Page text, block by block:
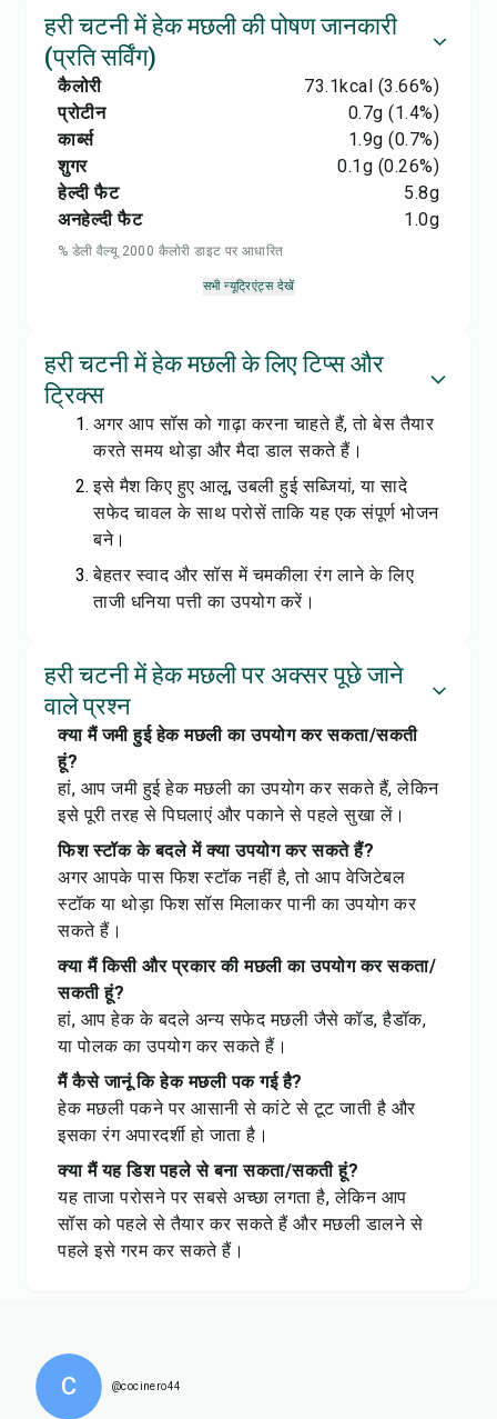
हरी चटनी में हेक मछली की पोषण जानकारी
(प्रति सर्विंग)
कैलोरी 73.1kcal (3.66%)
प्रोटीन
0.7g (1.4%)
कार्ब्स
1.9g (0.7%)
शुगर
0.1g (0.26%)
हेल्दी फैट
5.8g
अनहेल्दी फैट
1.0g
% डेली वैल्यू 2000 कैलोरी डाइट पर आधारित
सभी न्यूट्रिएंट्स देखें
हरी चटनी में हेक मछली के लिए टिप्स और
ट्रिक्स
अगर आप सॉस को गाढ़ा करना चाहते हैं, तो बेस तैयार
करते समय थोड़ा और मैदा डाल सकते हैं।
इसे मैश किए हुए आलू, उबली हुई सब्जियां, या सादे
सफेद चावल के साथ परोसें ताकि यह एक संपूर्ण भोजन
बने।
बेहतर स्वाद और सॉस में चमकीला रंग लाने के लिए
ताजी धनिया पत्ती का उपयोग करें।
हरी चटनी में हेक मछली पर अक्सर पूछे जाने
वाले प्रश्न
क्या मैं जमी हुई हेक मछली का उपयोग कर सकता/सकती
हूं?
हां, आप जमी हुई हेक मछली का उपयोग कर सकते हैं, लेकिन
इसे पूरी तरह से पिघलाएं और पकाने से पहले सुखा लें।
फिश स्टॉक के बदले में क्या उपयोग कर सकते हैं?
अगर आपके पास फिश स्टॉक नहीं है, तो आप वेजिटेबल
स्टॉक या थोड़ा फिश सॉस मिलाकर पानी का उपयोग कर
सकते हैं।
क्या मैं किसी और प्रकार की मछली का उपयोग कर सकता/
सकती हूं?
हां, आप हेक के बदले अन्य सफेद मछली जैसे कॉड, हैडॉक,
या पोलक का उपयोग कर सकते हैं।
मैं कैसे जानूं कि हेक मछली पक गई है?
हेक मछली पकने पर आसानी से कांटे से टूट जाती है और
इसका रंग अपारदर्शी हो जाता है।
क्या मैं यह डिश पहले से बना सकता/सकती हूं?
यह ताजा परोसने पर सबसे अच्छा लगता है, लेकिन आप
सॉस को पहले से तैयार कर सकते हैं और मछली डालने से
पहले इसे गरम कर सकते हैं।
C @cocinero44